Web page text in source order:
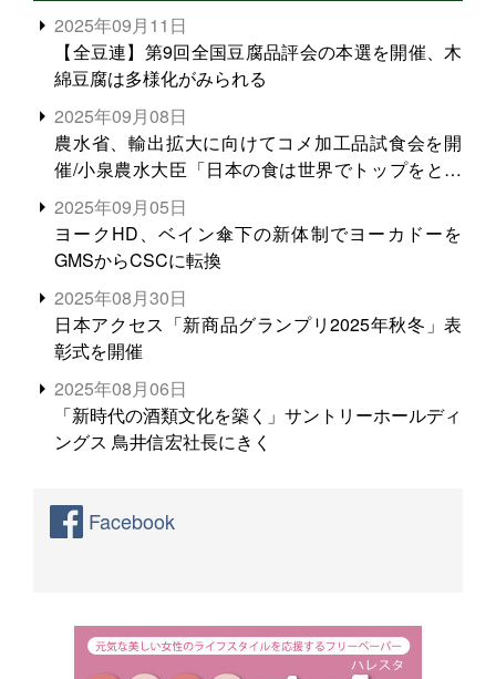
2025年09月11日
【全豆連】第9回全国豆腐品評会の本選を開催、木
綿豆腐は多様化がみられる
2025年09月08日
農水省、輸出拡大に向けてコメ加工品試食会を開
催/小泉農水大臣「日本の食は世界でトップをとれ
る。米増産に向けて、米輸出需要の拡大を」
2025年09月05日
ヨークHD、ベイン傘下の新体制でヨーカドーを
GMSからCSCに転換
2025年08月30日
日本アクセス「新商品グランプリ2025年秋冬」表
彰式を開催
2025年08月06日
「新時代の酒類文化を築く」サントリーホールディ
ングス 鳥井信宏社長にきく
Facebook